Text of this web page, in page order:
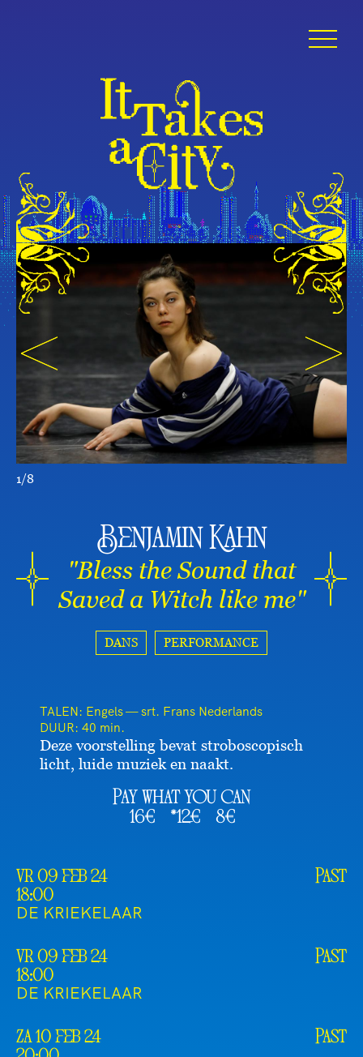
1/8
Benjamin Kahn
"Bless the Sound that
Saved a Witch like me"
DANS PERFORMANCE
TALEN: Engels — srt. Frans Nederlands
DUUR: 40 min.
Deze voorstelling bevat stroboscopisch
licht, luide muziek en naakt.
vr 09 feb 24
18:00
Past
DE KRIEKELAAR
vr 09 feb 24
18:00
Past
DE KRIEKELAAR
za 10 feb 24
Past
Pay what you can
16€
*12€ 8€